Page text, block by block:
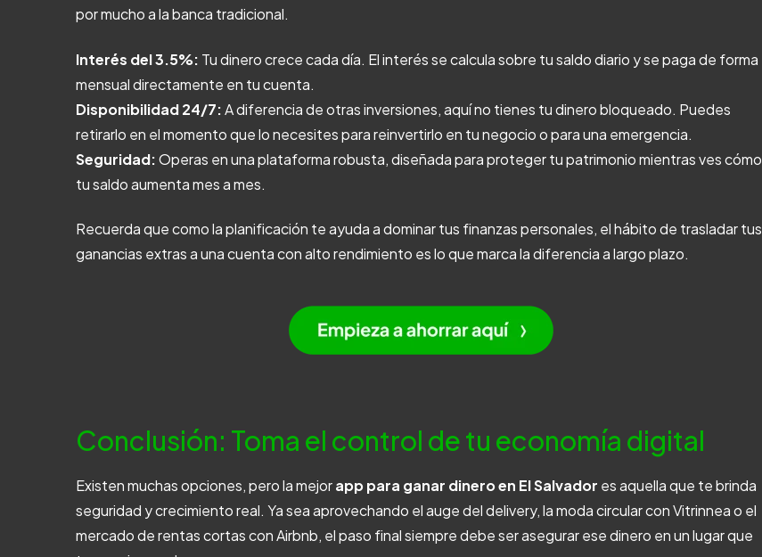
por mucho a la banca tradicional.
Interés del 3.5%: Tu dinero crece cada día. El interés se calcula sobre tu saldo diario y se paga de forma
mensual directamente en tu cuenta.
Disponibilidad 24/7:A diferencia de otras inversiones, aquí no tienes tu dinero bloqueado. Puedes
retirarlo en el momento que lo necesites para reinvertirlo en tu negocio o para una emergencia.
Seguridad:Operas en una plataforma robusta, diseñada para proteger tu patrimonio mientras ves cómo
tu saldo aumenta mes a mes.
Recuerda quecomo la planificación te ayuda a dominar tus finanzas personales, el hábito de trasladar tus
ganancias extras a una cuenta con alto rendimiento es lo que marca la diferencia a largo plazo.
Conclusión: Toma el control de tu economía digital
Existen muchas opciones, pero la mejorapp para ganar dinero en El Salvador es aquella que te brinda
seguridad y crecimiento real. Ya sea aprovechando el auge del delivery, la moda circular con Vitrinnea o el
mercado de rentas cortas con Airbnb, el paso final siempre debe ser asegurar ese dinero en un lugar que